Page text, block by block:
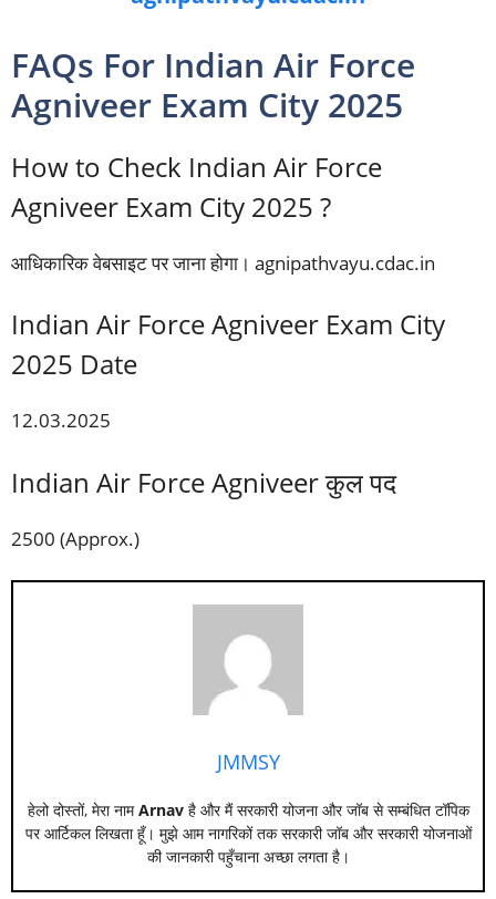
FAQs For Indian Air Force
Agniveer Exam City 2025
How to Check Indian Air Force
Agniveer Exam City 2025 ?
आधिकारिक वेबसाइट पर जाना होगा। agnipathvayu.cdac.in
Indian Air Force Agniveer Exam City
2025 Date
12.03.2025
Indian Air Force Agniveer कुल पद
2500 (Approx.)
JMMSY
हेलो दोस्तों, मेरा नामArnavहै और मैं सरकारी योजना और जॉब से सम्बंधित टॉपिक
पर आर्टिकल लिखता हूँ। मुझे आम नागरिकों तक सरकारी जॉब और सरकारी योजनाओं
की जानकारी पहुँचाना अच्छा लगता है।